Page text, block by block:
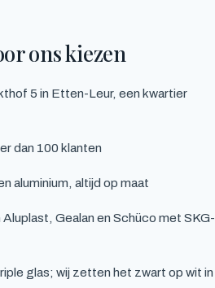
ons kiezen
5 in Etten-Leur, een kwartier
dan 100 klanten
aluminium, altijd op maat
Aluplast, Gealan en Schüco met SKG-
glas; wij zetten het zwart op wit in